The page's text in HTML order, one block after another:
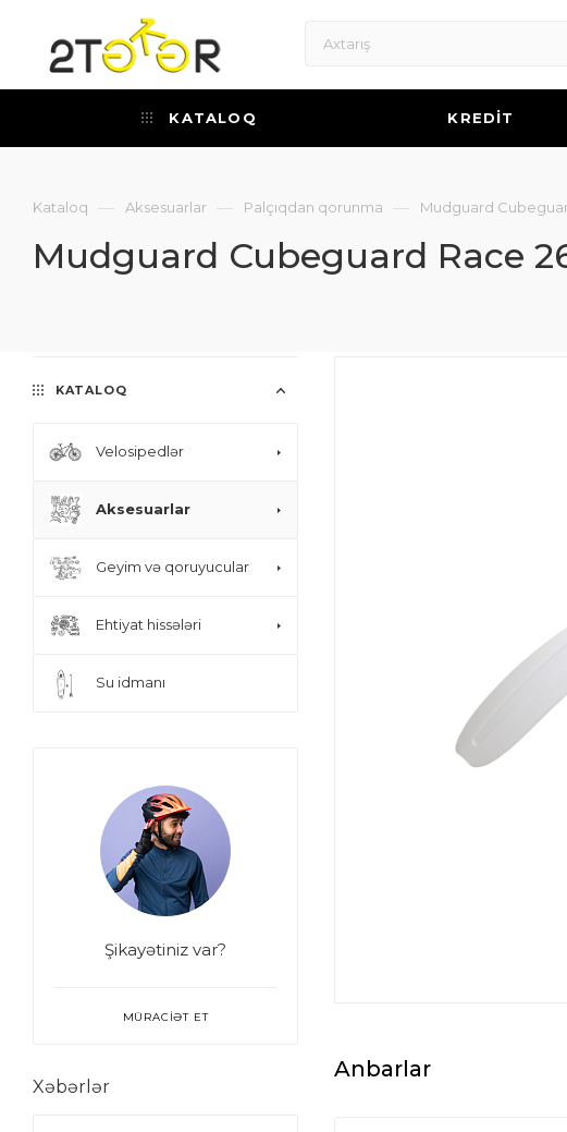
KATALOQ KREDİT
Kataloq — Aksesuarlar — Palçıqdan qorunma — Mudguard
Mudguard Cubeguard Race
Anbarlar
KATALOQ
Velosipedlər
Aksesuarlar
Geyim və qoruyucular
Ehtiyat hissələri
Su idmanı
Şikayətiniz var?
MÜRACİƏT ET
Xəbərlər